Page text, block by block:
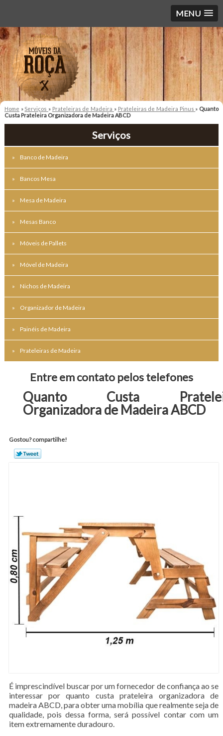
MENU
Home » Serviços » Prateleiras de Madeira » Prateleiras de Madeira Pinus » Quanto
Custa Prateleira Organizadora de Madeira ABCD
Serviços
Banco de Madeira
Bancos Mesa
Mesa de Madeira
Mesas Banco
Móveis de Pallets
Móvel de Madeira
Nichos de Madeira
Organizador de Madeira
Painéis de Madeira
Prateleiras de Madeira
Entre em contato pelos telefones
Quanto Custa
Organizadora de Madeira ABCD
Gostou? compartilhe!
É imprescindível buscar por um fornecedor de confiança ao se
interessar por quanto custa prateleira organizadora de
madeira ABCD, para obter uma mobília que realmente seja de
qualidade, pois dessa forma, será possível contar com um
item extremamente duradouro.